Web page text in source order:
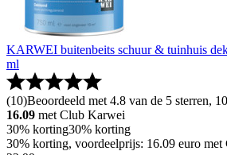
KARWEI buitenbeits schuur & tuinhuis
ml
(10)Beoordeeld met 4.8 van de 5 sterren,
16.09 met Club Karwei
30% korting30% korting
30% korting, voordeelprijs: 16.09 euro